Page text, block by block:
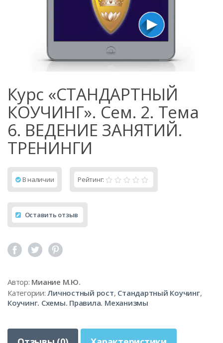
Курс «СТАНДАРТНЫЙ
КОУЧИНГ». Сем. 2. Тема
6. ВЕДЕНИЕ ЗАНЯТИЙ.
ТРЕНИНГИ
В наличии Рейтинг:
Оставить отзыв
Автор: Миание М.Ю.
Категории:Личностный рост, Стандартный Коучинг,
Коучинг. Схемы. Правила. Механизмы